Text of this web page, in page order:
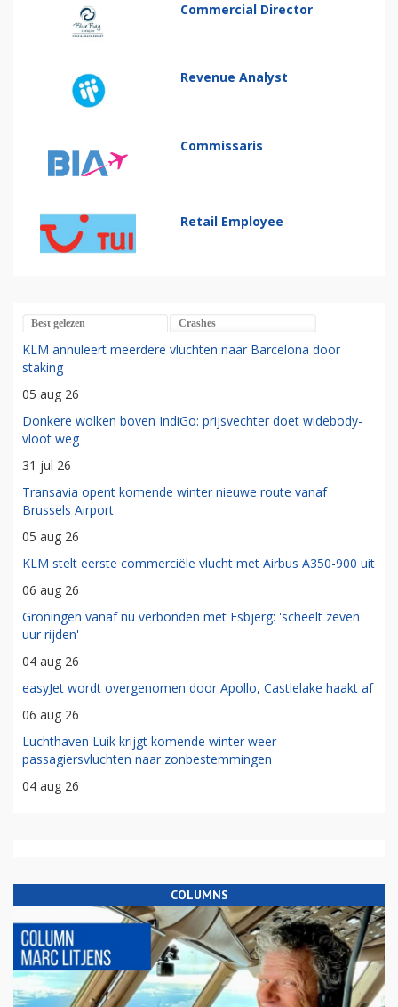
Commercial Director
Revenue Analyst
Commissaris
Retail Employee
Best gelezen Crashes
KLM annuleert meerdere vluchten naar Barcelona door
staking
05 aug 26
Donkere wolken boven IndiGo: prijsvechter doet widebody-
vloot weg
31 jul 26
Transavia opent komende winter nieuwe route vanaf
Brussels Airport
05 aug 26
KLM stelt eerste commerciële vlucht met Airbus A350-900 uit
06 aug 26
Groningen vanaf nu verbonden met Esbjerg: 'scheelt zeven
uur rijden'
04 aug 26
easyJet wordt overgenomen door Apollo, Castlelake haakt af
06 aug 26
Luchthaven Luik krijgt komende winter weer
passagiersvluchten naar zonbestemmingen
04 aug 26
COLUMNS